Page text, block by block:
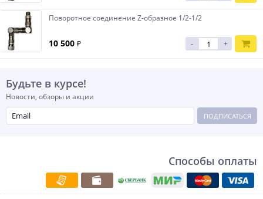
Поворотное соединение Z-образное 1/2-1/2
10 500 ₽ - +
Будьте в курсе!
Новости, обзоры и акции
ПОДПИСАТЬСЯ
Способы оплаты